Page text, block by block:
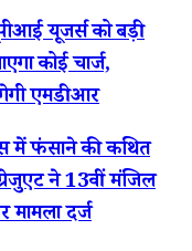
यूजर्स को बड़ी
कोई चार्ज,
एमडीआर
में फंसाने की कथित
ने 13वीं मंजिल
दर्ज